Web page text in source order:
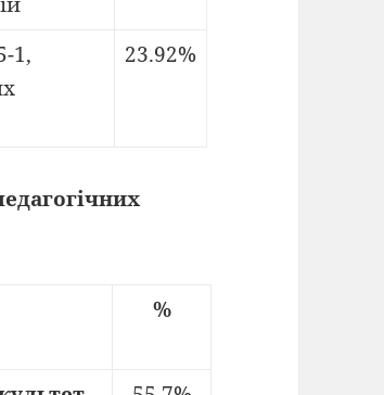
1,
23.92%
%